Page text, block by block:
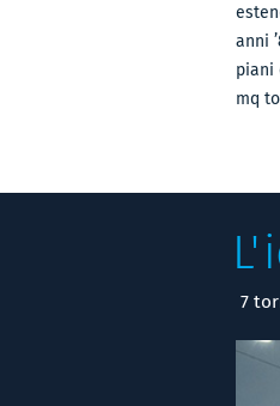
anni
piani
mq
7